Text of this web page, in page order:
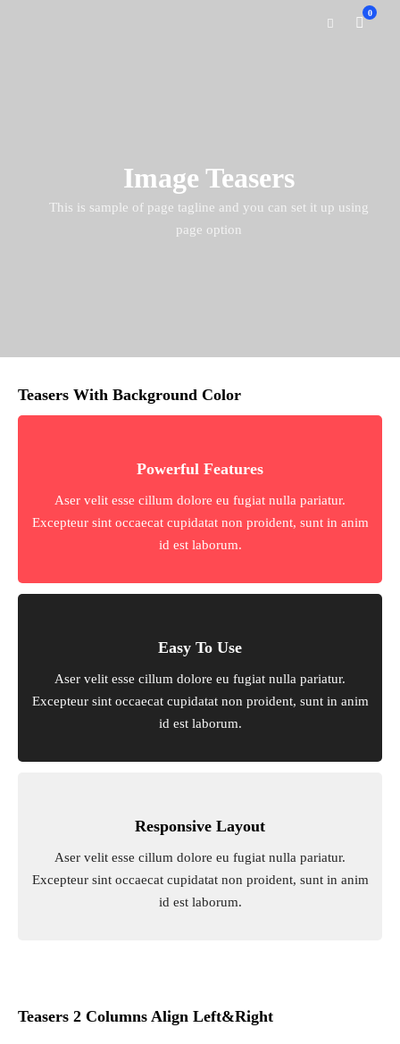
0
Image Teasers
This is sample of page tagline and you can set it up using
page option
Teasers With Background Color
Powerful Features
Aser velit esse cillum dolore eu fugiat nulla pariatur.
Excepteur sint occaecat cupidatat non proident, sunt in anim
id est laborum.
Easy To Use
Aser velit esse cillum dolore eu fugiat nulla pariatur.
Excepteur sint occaecat cupidatat non proident, sunt in anim
id est laborum.
Responsive Layout
Aser velit esse cillum dolore eu fugiat nulla pariatur.
Excepteur sint occaecat cupidatat non proident, sunt in anim
id est laborum.
Teasers 2 Columns Align Left&Right